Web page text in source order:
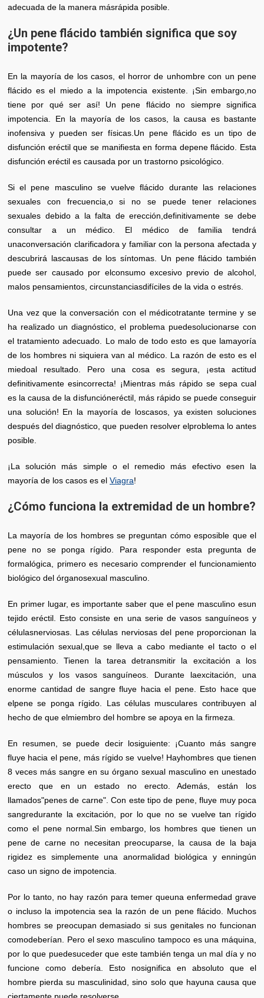
adecuada de la manera másrápida posible.
¿Un pene flácido también significa que soy
impotente?
En la mayoría de los casos, el horror de unhombre con un pene
flácido es el miedo a la impotencia existente. ¡Sin embargo,no
tiene por qué ser así! Un pene flácido no siempre significa
impotencia. En la mayoría de los casos, la causa es bastante
inofensiva y pueden ser físicas.Un pene flácido es un tipo de
disfunción eréctil que se manifiesta en forma depene flácido. Esta
disfunción eréctil es causada por un trastorno psicológico.
Si el pene masculino se vuelve flácido durante las relaciones
sexuales con frecuencia,o si no se puede tener relaciones
sexuales debido a la falta de erección,definitivamente se debe
consultar a un médico. El médico de familia tendrá
unaconversación clarificadora y familiar con la persona afectada y
descubrirá lascausas de los síntomas. Un pene flácido también
puede ser causado por elconsumo excesivo previo de alcohol,
malos pensamientos, circunstanciasdifíciles de la vida o estrés.
Una vez que la conversación con el médicotratante termine y se
ha realizado un diagnóstico, el problema puedesolucionarse con
el tratamiento adecuado. Lo malo de todo esto es que lamayoría
de los hombres ni siquiera van al médico. La razón de esto es el
miedoal resultado. Pero una cosa es segura, ¡esta actitud
definitivamente esincorrecta! ¡Mientras más rápido se sepa cual
es la causa de la disfuncióneréctil, más rápido se puede conseguir
una solución! En la mayoría de loscasos, ya existen soluciones
después del diagnóstico, que pueden resolver elproblema lo antes
posible.
¡La solución más simple o el remedio más efectivo esen la
mayoría de los casos es el Viagra!
¿Cómo funciona la extremidad de un hombre?
La mayoría de los hombres se preguntan cómo esposible que el
pene no se ponga rígido. Para responder esta pregunta de
formalógica, primero es necesario comprender el funcionamiento
biológico del órganosexual masculino.
En primer lugar, es importante saber que el pene masculino esun
tejido eréctil. Esto consiste en una serie de vasos sanguíneos y
célulasnerviosas. Las células nerviosas del pene proporcionan la
estimulación sexual,que se lleva a cabo mediante el tacto o el
pensamiento. Tienen la tarea detransmitir la excitación a los
músculos y los vasos sanguíneos. Durante laexcitación, una
enorme cantidad de sangre fluye hacia el pene. Esto hace que
elpene se ponga rígido. Las células musculares contribuyen al
hecho de que elmiembro del hombre se apoya en la firmeza.
En resumen, se puede decir losiguiente: ¡Cuanto más sangre
fluye hacia el pene, más rígido se vuelve! Hayhombres que tienen
8 veces más sangre en su órgano sexual masculino en unestado
erecto que en un estado no erecto. Además, están los
llamados"penes de carne". Con este tipo de pene, fluye muy poca
sangredurante la excitación, por lo que no se vuelve tan rígido
como el pene normal.Sin embargo, los hombres que tienen un
pene de carne no necesitan preocuparse, la causa de la baja
rigidez es simplemente una anormalidad biológica y enningún
caso un signo de impotencia.
Por lo tanto, no hay razón para temer queuna enfermedad grave
o incluso la impotencia sea la razón de un pene flácido. Muchos
hombres se preocupan demasiado si sus genitales no funcionan
comodeberían. Pero el sexo masculino tampoco es una máquina,
por lo que puedesuceder que este también tenga un mal día y no
funcione como debería. Esto nosignifica en absoluto que el
hombre pierda su masculinidad, sino solo que hayuna causa que
ciertamente puede resolverse.